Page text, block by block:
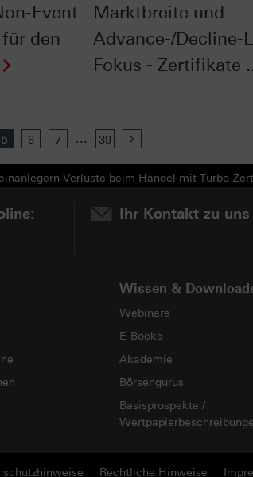
Event
den
Marktbreite und
Advance-/Decline-
Fokus - Zertifikate
5 6 7 ... 39
Verluste beim Handel mit Turbo-
Ihr Kontakt zu uns
Wissen &
Webinare
E-Books
Akademie
Börsengurus
Basisprospekte /
Rechtliche Hinweise